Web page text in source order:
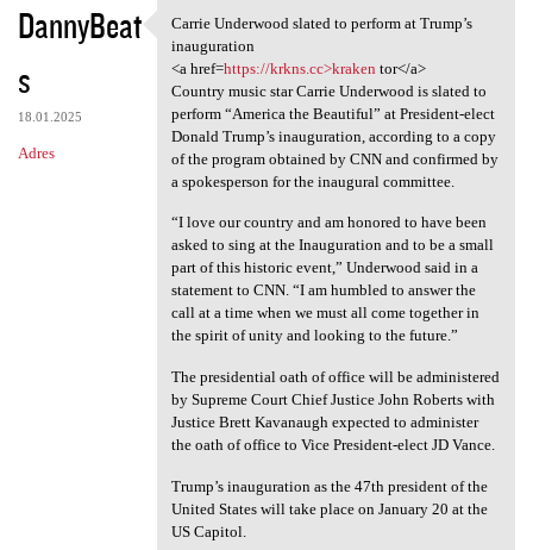
DannyBeat
s
18.01.2025
Adres
Carrie Underwood slated to
Carrie Underwood slated to perform at Trump’s
inauguration
<a href=https://krkns.cc>kraken tor</a>
Country music star Carrie Underwood is slated to
perform “America the Beautiful” at President-elect
Donald Trump’s inauguration, according to a copy
of the program obtained by CNN and confirmed by
a spokesperson for the inaugural committee.
“I love our country and am honored to have been
asked to sing at the Inauguration and to be a small
part of this historic event,” Underwood said in a
statement to CNN. “I am humbled to answer the
call at a time when we must all come together in
the spirit of unity and looking to the future.”
The presidential oath of office will be administered
by Supreme Court Chief Justice John Roberts with
Justice Brett Kavanaugh expected to administer
the oath of office to Vice President-elect JD Vance.
Trump’s inauguration as the 47th president of the
United States will take place on January 20 at the
US Capitol.